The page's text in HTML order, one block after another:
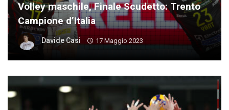
Volley maschile, Finale Scudetto: Trento
Campione d’Italia
Davide Casi 17 Maggio 2023